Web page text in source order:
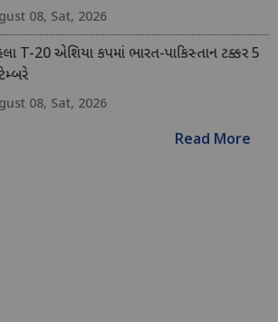
ક્રિકેટ રમશે
08, Sat, 2026
T-20 એશિયા કપમાં ભારત-પાકિસ્તાન ટક્કર 5
08, Sat, 2026
Read More